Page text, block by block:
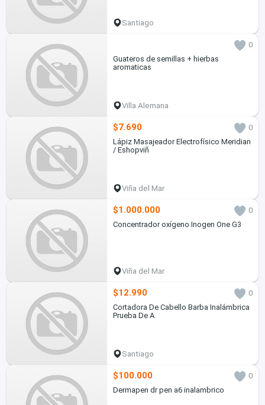
Santiago
0
Guateros de semillas + hierbas
aromaticas
Villa Alemana
$7.690
0
Lápiz Masajeador Electrofísico Meridian
/ Eshopviñ
Viña del Mar
$1.000.000
0
Concentrador oxígeno Inogen One G3
Viña del Mar
$12.990
0
Cortadora De Cabello Barba Inalámbrica
Prueba De A
Santiago
$100.000
0
Dermapen dr pen a6 inalambrico